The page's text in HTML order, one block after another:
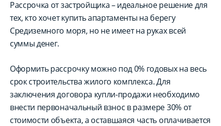
Рассрочка от застройщика – идеальное решение для
тех, кто хочет купить апартаменты на берегу
Средиземного моря, но не имеет на руках всей
суммы денег.
Оформить рассрочку можно под 0% годовых на весь
срок строительства жилого комплекса. Для
заключения договора купли-продажи необходимо
внести первоначальный взнос в размере 30% от
стоимости объекта, а оставшаяся часть оплачивается